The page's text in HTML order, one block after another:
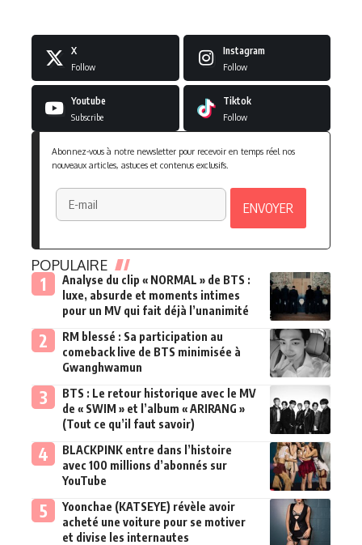
X
Follow
Instagram
Follow
Youtube
Subscribe
Tiktok
Follow
Abonnez-vous à notre newsletter pour recevoir en temps réel nos
nouveaux articles, astuces et contenus exclusifs.
POPULAIRE
Analyse du clip « NORMAL » de BTS :
luxe, absurde et moments intimes
pour un MV qui fait déjà l’unanimité
RM blessé : Sa participation au
comeback live de BTS minimisée à
Gwanghwamun
BTS : Le retour historique avec le MV
de « SWIM » et l’album « ARIRANG »
(Tout ce qu’il faut savoir)
BLACKPINK entre dans l’histoire
avec 100 millions d’abonnés sur
YouTube
Yoonchae (KATSEYE) révèle avoir
acheté une voiture pour se motiver
et divise les internautes